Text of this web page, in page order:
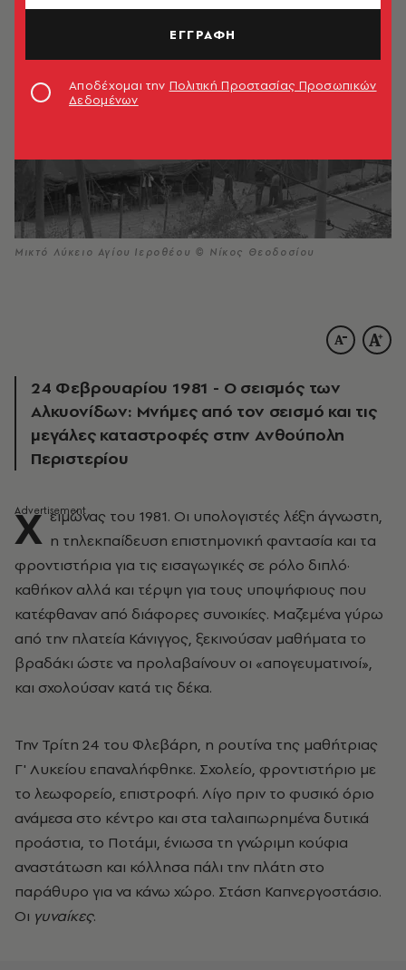
Μικτό Λύκειο Αγίου Ιεροθέου © Νίκος Θεοδοσίου
24 Φεβρουαρίου 1981 - Ο σεισμός των
Αλκυονίδων: Μνήμες από τον σεισμό και τις
μεγάλες καταστροφές στην Ανθούπολη
Περιστερίου
Χ ειμώνας του 1981. Οι υπολογιστές λέξη άγνωστη,
η τηλεκπαίδευση επιστημονική φαντασία και τα
φροντιστήρια για τις εισαγωγικές σε ρόλο διπλό·
καθήκον αλλά και τέρψη για τους υποψήφιους που
κατέφθαναν από διάφορες συνοικίες. Μαζεμένα γύρω
από την πλατεία Κάνιγγος, ξεκινούσαν μαθήματα το
βραδάκι ώστε να προλαβαίνουν οι «απογευματινοί»,
και σχολούσαν κατά τις δέκα.
Την Τρίτη 24 του Φλεβάρη, η ρουτίνα της μαθήτριας
Γ' Λυκείου επαναλήφθηκε. Σχολείο, φροντιστήριο με
το λεωφορείο, επιστροφή. Λίγο πριν το φυσικό όριο
ανάμεσα στο κέντρο και στα ταλαιπωρημένα δυτικά
προάστια, το Ποτάμι, ένιωσα τη γνώριμη κούφια
αναστάτωση και κόλλησα πάλι την πλάτη στο
παράθυρο για να κάνω χώρο. Στάση Καπνεργοστάσιο.
Οι γυναίκες.
ΕΓΓΡΑΦΗ
Αποδέχομαι την Πολιτική Προστασίας Προσωπικών
Δεδομένων